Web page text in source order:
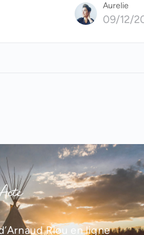
Aurelie
09/12/
Riou en ligne